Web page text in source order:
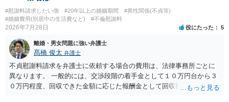
談してみてはいかがでしょうか。 以上、ご参考まで。
#慰謝料請求したい側 #20年以上の婚姻期間
#異性関係(不貞等)
#婚姻費用(別居中の生活費など)
#不倫慰謝料
2026年7月28日 役にたった 5
離婚・男女問題に強い弁護士
髙橋 俊太 弁護士
不貞慰謝料請求を弁護士に依頼する場合の費用は、法律事務所ごとに
異なります。 一般的には、交渉段階の着手金として１０万円台から３
０万円程度、回収できた金額に応じた報酬金として回収額の１０％か